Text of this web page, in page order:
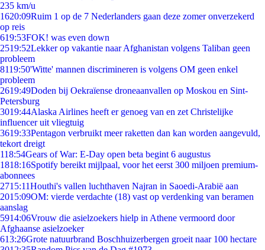
235 km/u
1620:09Ruim 1 op de 7 Nederlanders gaan deze zomer onverzekerd
op reis
619:53FOK! was even down
2519:52Lekker op vakantie naar Afghanistan volgens Taliban geen
probleem
8119:50'Witte' mannen discrimineren is volgens OM geen enkel
probleem
2619:49Doden bij Oekraïense droneaanvallen op Moskou en Sint-
Petersburg
3019:44Alaska Airlines heeft er genoeg van en zet Christelijke
influencer uit vliegtuig
3619:33Pentagon verbruikt meer raketten dan kan worden aangevuld,
tekort dreigt
118:54Gears of War: E-Day open beta begint 6 augustus
1818:16Spotify bereikt mijlpaal, voor het eerst 300 miljoen premium-
abonnees
2715:11Houthi's vallen luchthaven Najran in Saoedi-Arabië aan
2015:09OM: vierde verdachte (18) vast op verdenking van beramen
aanslag
5914:06Vrouw die asielzoekers hielp in Athene vermoord door
Afghaanse asielzoeker
613:26Grote natuurbrand Boschhuizerbergen groeit naar 100 hectare